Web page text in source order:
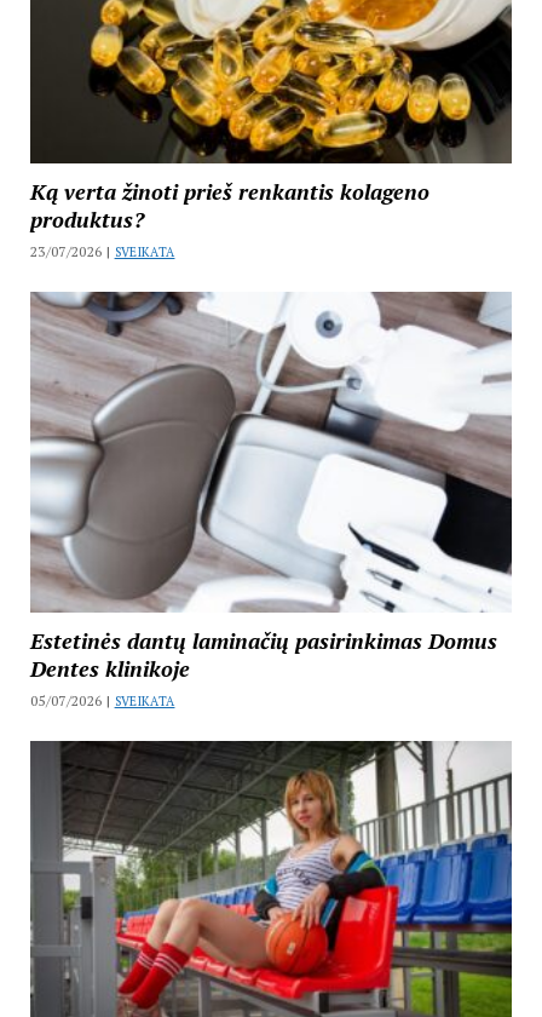
Ką verta žinoti prieš renkantis kolageno
produktus?
23/07/2026 | SVEIKATA
Estetinės dantų laminačių pasirinkimas Domus
Dentes klinikoje
05/07/2026 | SVEIKATA